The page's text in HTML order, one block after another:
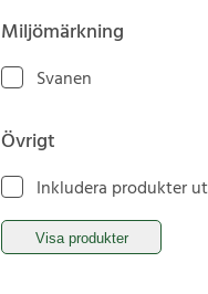
Miljömärkning
Svanen
Övrigt
Inkludera produkter
Visa produkter